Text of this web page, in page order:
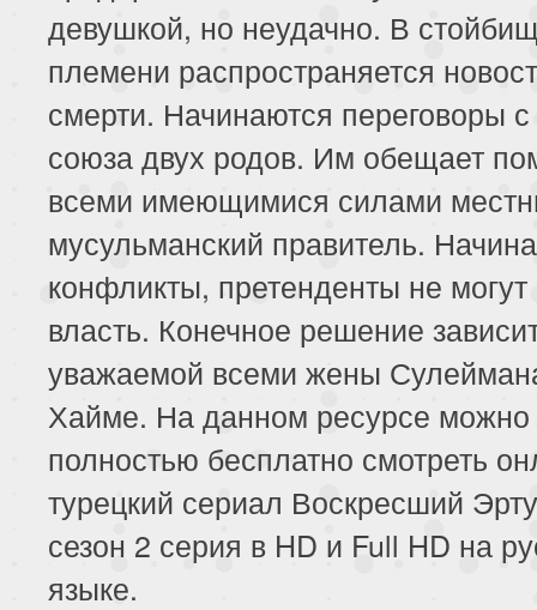
девушкой, но неудачно. В
племени распространяется
смерти. Начинаются переговоры
союза двух родов. Им обещает
всеми имеющимися силами
мусульманский правитель.
конфликты, претенденты не могут
власть. Конечное решение
уважаемой всеми жены
Хайме. На данном ресурсе можно
полностью бесплатно смотреть
турецкий сериал Воскресший
сезон 2 серия в HD и Full HD на
языке.